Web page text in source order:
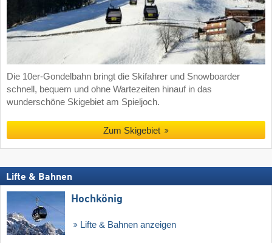
Die 10er-Gondelbahn bringt die Skifahrer und Snowboarder
schnell, bequem und ohne Wartezeiten hinauf in das
wunderschöne Skigebiet am Spieljoch.
Zum Skigebiet
Lifte & Bahnen
Hochkönig
Lifte & Bahnen anzeigen